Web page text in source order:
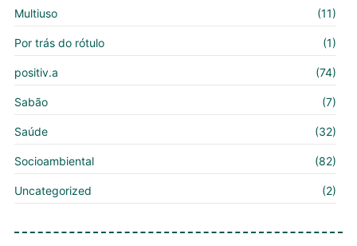
Multiuso (11)
Por trás do rótulo (1)
positiv.a (74)
Sabão (7)
Saúde (32)
Socioambiental (82)
Uncategorized (2)